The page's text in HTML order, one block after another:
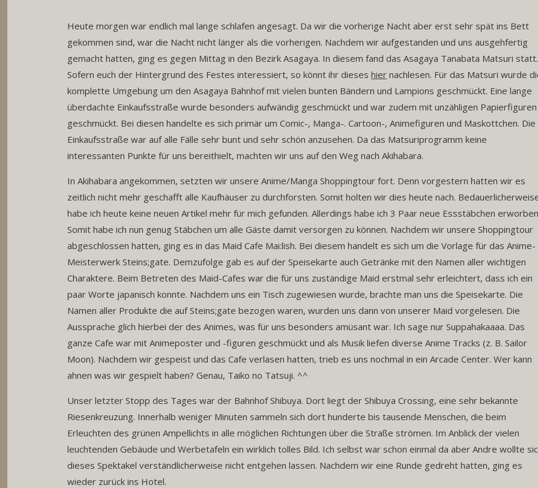
Heute morgen war endlich mal lange schlafen angesagt. Da wir die vorherige Nacht aber erst sehr spät ins Bett
gekommen sind, war die Nacht nicht länger als die vorherigen. Nachdem wir aufgestanden und uns ausgehfertig
gemacht hatten, ging es gegen Mittag in den Bezirk Asagaya. In diesem fand das Asagaya Tanabata Matsuri statt.
Sofern euch der Hintergrund des Festes interessiert, so könnt ihr dieseshier nachlesen. Für das Matsuri wurde
komplette Umgebung um den Asagaya Bahnhof mit vielen bunten Bändern und Lampions geschmückt. Eine lange
überdachte Einkaufsstraße wurde besonders aufwändig geschmückt und war zudem mit unzähligen Papierfiguren
geschmückt. Bei diesen handelte es sich primär um Comic-, Manga-. Cartoon-, Animefiguren und Maskottchen. Die
Einkaufsstraße war auf alle Fälle sehr bunt und sehr schön anzusehen. Da das Matsuriprogramm keine
interessanten Punkte für uns bereithielt, machten wir uns auf den Weg nach Akihabara.
In Akihabara angekommen, setzten wir unsere Anime/Manga Shoppingtour fort. Denn vorgestern hatten wir es
zeitlich nicht mehr geschafft alle Kaufhäuser zu durchforsten. Somit holten wir dies heute nach.
habe ich heute keine neuen Artikel mehr für mich gefunden. Allerdings habe ich 3 Paar neue Essstäbchen
Somit habe ich nun genug Stäbchen um alle Gäste damit versorgen zu können. Nachdem wir unsere Shoppingtour
abgeschlossen hatten, ging es in das Maid Cafe Mai:lish. Bei diesem handelt es sich um die Vorlage für das Anime-
Meisterwerk Steins;gate. Demzufolge gab es auf der Speisekarte auch Getränke mit den Namen aller wichtigen
Charaktere. Beim Betreten des Maid-Cafes war die für uns zuständige Maid erstmal sehr erleichtert, dass ich ein
paar Worte japanisch konnte. Nachdem uns ein Tisch zugewiesen wurde, brachte man uns die Speisekarte. Die
Namen aller Produkte die auf Steins;gate bezogen waren, wurden uns dann von unserer Maid vorgelesen. Die
Aussprache glich hierbei der des Animes, was für uns besonders amüsant war. Ich sage nur Suppahakaaaa. Das
ganze Cafe war mit Animeposter und -figuren geschmückt und als Musik liefen diverse Anime Tracks (z. B. Sailor
Moon). Nachdem wir gespeist und das Cafe verlasen hatten, trieb es uns nochmal in ein Arcade Center. Wer kann
ahnen was wir gespielt haben? Genau, Taiko no Tatsuji. ^^
Unser letzter Stopp des Tages war der Bahnhof Shibuya. Dort liegt der Shibuya Crossing, eine sehr bekannte
Riesenkreuzung. Innerhalb weniger Minuten sammeln sich dort hunderte bis tausende Menschen, die beim
Erleuchten des grünen Ampellichts in alle möglichen Richtungen über die Straße strömen. Im Anblick der vielen
leuchtenden Gebäude und Werbetafeln ein wirklich tolles Bild. Ich selbst war schon einmal da aber Andre wollte
dieses Spektakel verständlicherweise nicht entgehen lassen. Nachdem wir eine Runde gedreht hatten, ging es
wieder zurück ins Hotel.